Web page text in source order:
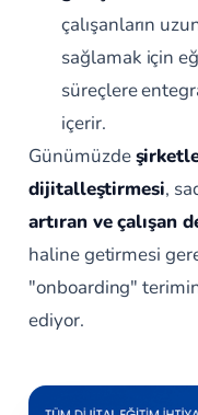
çalışanların
sağlamak için
süreçlere
içerir.
Günümüzde
dijitalleştirmesi,
artıran ve çalışan
haline getirmesi
"onboarding"
ediyor.